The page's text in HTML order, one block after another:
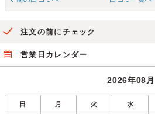
注文の前にチェック
営業日カレンダー
2026年08月
日 月 火 水